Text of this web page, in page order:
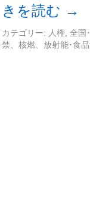
きを読む →
カテゴリー: 人権 全国
禁、核燃、放射能･食